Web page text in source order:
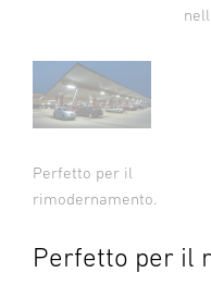
Perfetto per il
rimodernamento.
Perfetto per il